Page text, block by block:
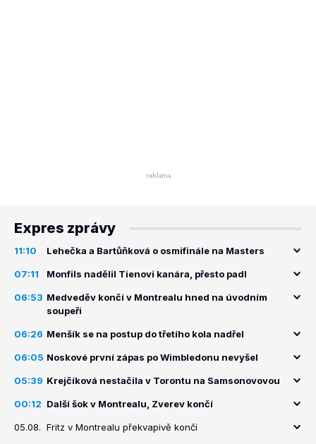
Expres zprávy
11:10 Lehečka a Bartůňková o osmifinále na Masters
07:11 Monfils nadělil Tienovi kanára, přesto padl
06:53 Medveděv končí v Montrealu hned na úvodním
soupeři
06:26 Menšík se na postup do třetího kola nadřel
06:05 Noskové první zápas po Wimbledonu nevyšel
05:39 Krejčíková nestačila v Torontu na Samsonovovou
00:12 Další šok v Montrealu, Zverev končí
05.08. Fritz v Montrealu překvapivě končí